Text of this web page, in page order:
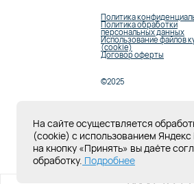
Политика
Политика обработки
персональных данных
Использование файлов
(cookie)
Договор оферты
©2025
Внимание!
сайте размещена
Любое использование
Лицензия Л041-01181-16/
На сайте осуществляется
(cookie) с использованием
на кнопку «Принять» вы даёте
обработку. Подробнее